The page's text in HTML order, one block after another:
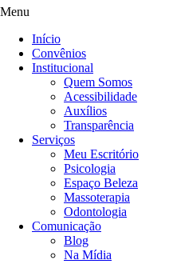
Menu
Início
Convênios
Institucional
Quem Somos
Acessibilidade
Auxílios
Transparência
Serviços
Meu Escritório
Psicologia
Espaço Beleza
Massoterapia
Odontologia
Comunicação
Blog
Na Mídia